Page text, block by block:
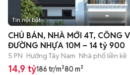
Tin nổi bật
CHỦ BÁN, NHÀ MỚI 4T, CÔNG
ĐƯỜNG NHỰA 10M – 14 tỷ 900
5 PN Hướng Tây Nam Nhà phố liền kề
14,9 tỷ186 tr/m²80 m²